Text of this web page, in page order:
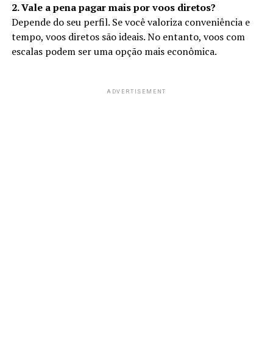
2. Vale a pena pagar mais por voos diretos?
Depende do seu perfil. Se você valoriza conveniência e
tempo, voos diretos são ideais. No entanto, voos com
escalas podem ser uma opção mais econômica.
ADVERTISEMENT